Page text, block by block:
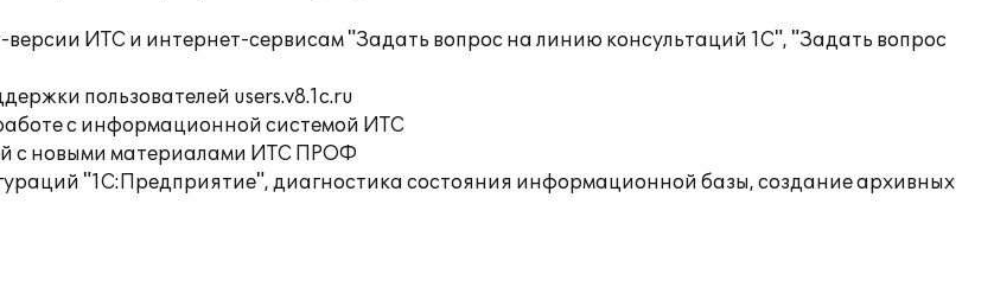
ИТС и интернет-сервисам "Задать вопрос на линию консультаций 1С", "Задать вопрос
пользователей users.v8.1c.ru
с информационной системой ИТС
с новыми материалами ИТС ПРОФ
"1С:Предприятие", диагностика состояния информационной базы, создание архивных